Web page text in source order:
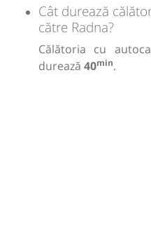
Cât durează
către Radna?
Călătoria cu
durează 40min.